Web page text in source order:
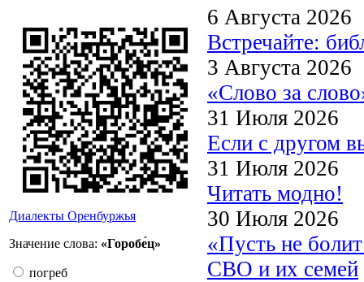
Диалекты Оренбуржья
Значение слова: «Горобе́ц»
погреб
6 Августа 2026
Встречайте:
3 Августа 2026
«Слово за
31 Июля 2026
Если с другом
31 Июля 2026
Читать модно!
30 Июля 2026
«Пусть не
СВО и их семей